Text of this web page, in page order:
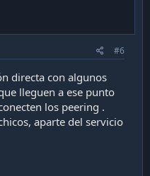
#6
directa con algunos
lleguen a ese punto
los peering .
aparte del servicio